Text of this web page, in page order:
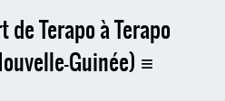
Terapo à Terapo
Guinée)